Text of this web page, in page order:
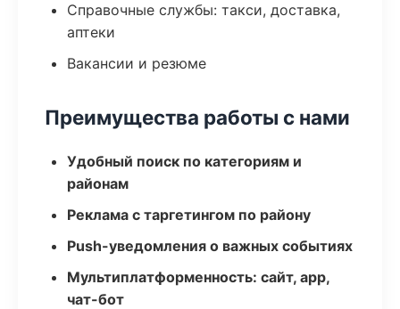
Справочные службы: такси, доставка,
аптеки
Вакансии и резюме
Преимущества работы с нами
Удобный поиск по категориям и
районам
Реклама с таргетингом по району
Push-уведомления о важных событиях
Мультиплатформенность: сайт, app,
чат-бот